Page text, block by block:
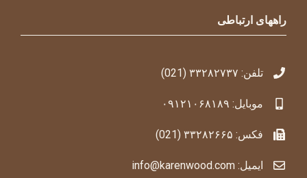
راههای ارتباطی
تلفن: ۳۳۲۸۲۷۳۷ (021)
موبایل: ۰۹۱۲۱۰۶۸۱۸۹
فکس: ۳۳۲۸۲۶۶۵ (021)
ایمیل: info@karenwood.com